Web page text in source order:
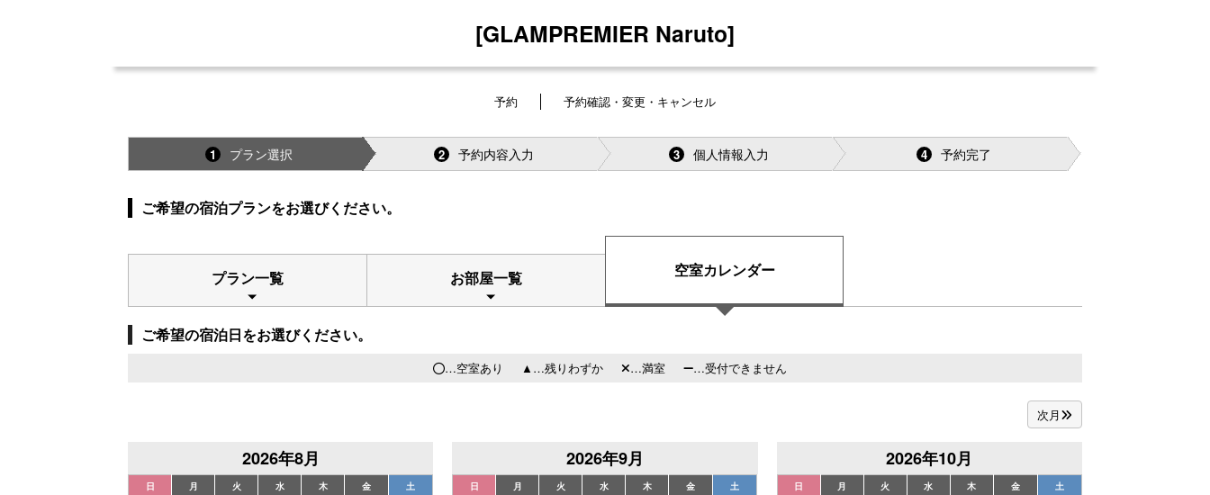
[GLAMPREMIER Naruto]
予約 予約確認・変更・キャンセル
1 プラン選択 2 予約内容入力 3 個人情報入力 4 予約完了
ご希望の宿泊プランをお選びください。
プラン一覧 お部屋一覧 空室カレンダー
ご希望の宿泊日をお選びください。
…空室あり …残りわずか …満室 …受付できません
次月
2026年8月
日 月 火 水 木 金 土
2026年9月
日 月 火 水 木 金 土
2026年10月
日 月 火 水 木 金 土